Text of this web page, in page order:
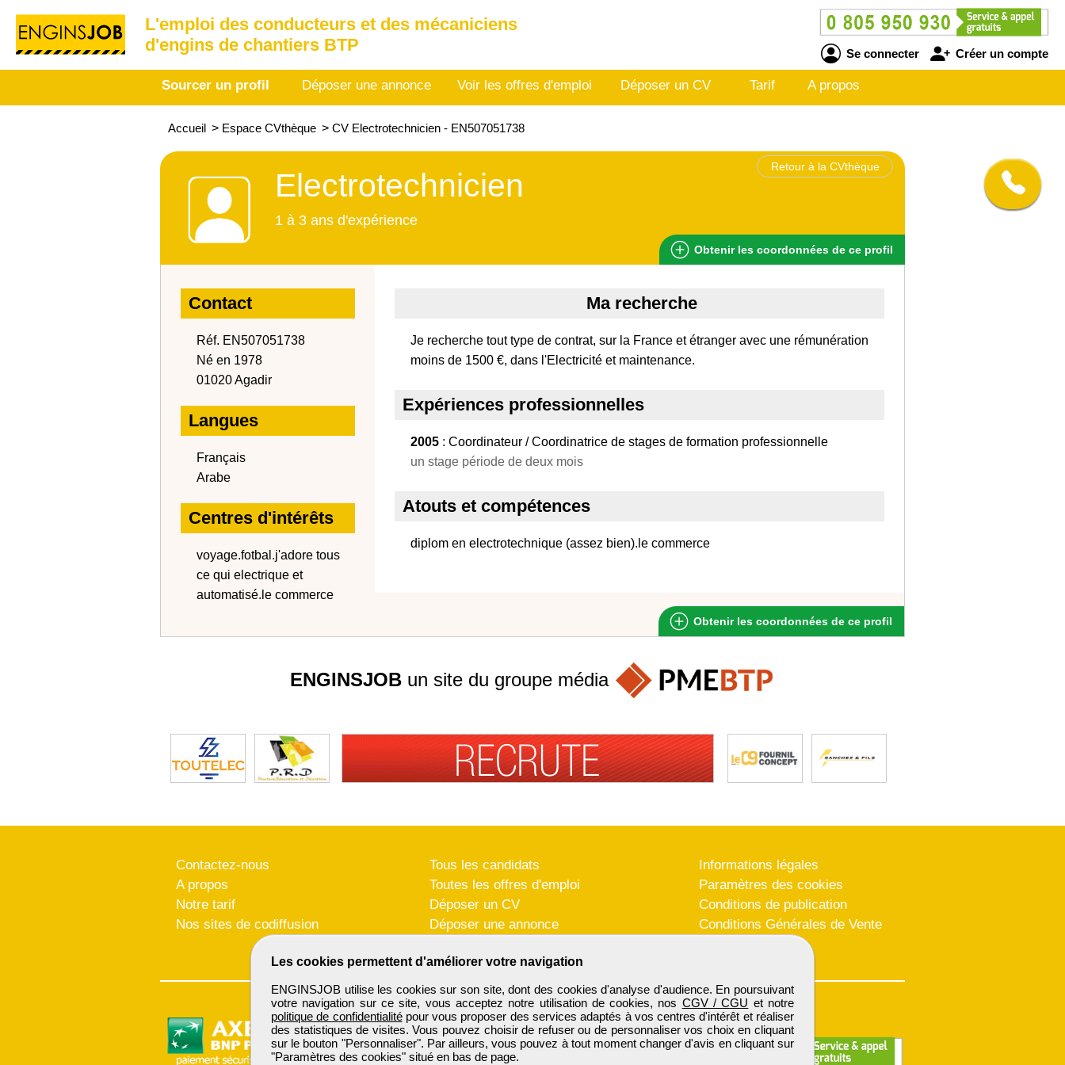
L'emploi des conducteurs et des mécaniciens
d'engins de chantiers BTP
Se connecter Créer un compte
Sourcer un profil Déposer une annonce Voir les offres d'emploi Déposer un CV Tarif A propos
Accueil > Espace CVthèque > CV Electrotechnicien - EN507051738
Retour à la CVthèque
Electrotechnicien
1 à 3 ans d'expérience
Obtenir les coordonnées de ce profil
Contact
Réf. EN507051738
Né en 1978
01020 Agadir
Langues
Français
Arabe
Centres d'intérêts
voyage.fotbal.j'adore tous
ce qui electrique et
automatisé.le commerce
Ma recherche
Je recherche tout type de contrat, sur la France et étranger avec une rémunération
moins de 1500 €, dans l'Electricité et maintenance.
Expériences professionnelles
2005 : Coordinateur / Coordinatrice de stages de formation professionnelle
un stage période de deux mois
Atouts et compétences
diplom en electrotechnique (assez bien).le commerce
Obtenir les coordonnées de ce profil
Les cookies permettent d'améliorer votre navigation
ENGINSJOB utilise les cookies sur son site, dont des cookies d'analyse d'audience. En poursuivant
votre navigation sur ce site, vous acceptez notre utilisation de cookies, nos CGV / CGU et notre
politique de confidentialitépour vous proposer des services adaptés à vos centres d'intérêt et réaliser
des statistiques de visites. Vous pouvez choisir de refuser ou de personnaliser vos choix en cliquant
sur le bouton "Personnaliser". Par ailleurs, vous pouvez à tout moment changer d'avis en cliquant sur
"Paramètres des cookies" situé en bas de page.
ENGINSJOB un site du groupe média
Contactez-nous
A propos
Notre tarif
Nos sites de codiffusion
Tous les candidats
Toutes les offres d'emploi
Déposer un CV
Déposer une annonce
Informations légales
Paramètres des cookies
Conditions de publication
Conditions Générales de Vente